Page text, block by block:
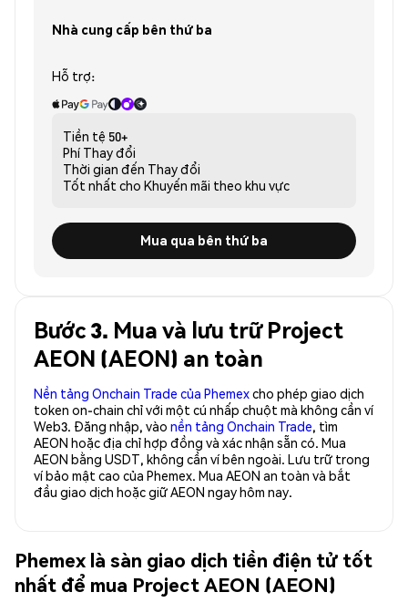
Nhà cung cấp bên thứ ba
Hỗ trợ:
Tiền tệ 50+
Phí Thay đổi
Thời gian đến Thay đổi
Tốt nhất cho Khuyến mãi theo khu vực
Mua qua bên thứ ba
Bước 3. Mua và lưu trữ Project
AEON (AEON) an toàn
Nền tảng Onchain Trade của Phemexcho phép giao dịch
token on-chain chỉ với một cú nhấp chuột mà không cần ví
Web3. Đăng nhập, vào nền tảng Onchain Trade, tìm
AEON hoặc địa chỉ hợp đồng và xác nhận sẵn có. Mua
AEON bằng USDT, không cần ví bên ngoài. Lưu trữ trong
ví bảo mật cao của Phemex. Mua AEON an toàn và bắt
đầu giao dịch hoặc giữ AEON ngay hôm nay.
Phemex là sàn giao dịch tiền điện tử tốt
nhất để mua Project AEON (AEON)